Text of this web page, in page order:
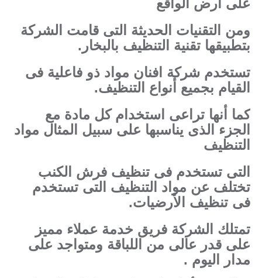
على أرض الواقع
ومن التقنيات الحديثة التى قامت الشركة
بتطبيقها تقنية التنظيف بالبخار.
تستخدم شركة افنان مواد ذو فاعلية فى
القيام بجميع أنواع التنظيف.
كما أنها تراعى استخدام كل مادة مع
الجزء الذى يناسبها على سبيل المثال مواد
التنظيف
التى تستخدم فى تنظيف فرش الكنب
تختلف عن مواد التنظيف التى تستخدم
فى تنظيف الأرضيات.
تمتلك الشركة فريق خدمة عملاء مميز
على قدر عالى من اللباقة ومتواجد على
مدار اليوم .